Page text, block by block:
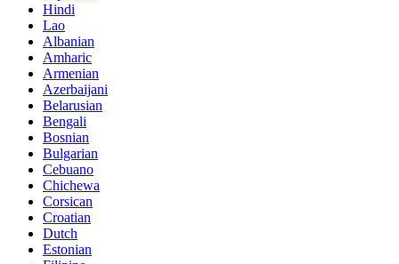
Hindi
Lao
Albanian
Amharic
Armenian
Azerbaijani
Belarusian
Bengali
Bosnian
Bulgarian
Cebuano
Chichewa
Corsican
Croatian
Dutch
Estonian